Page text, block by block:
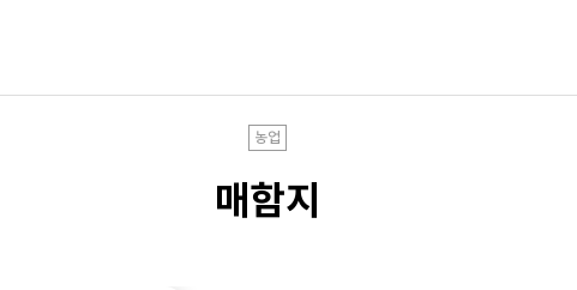
농업
매함지